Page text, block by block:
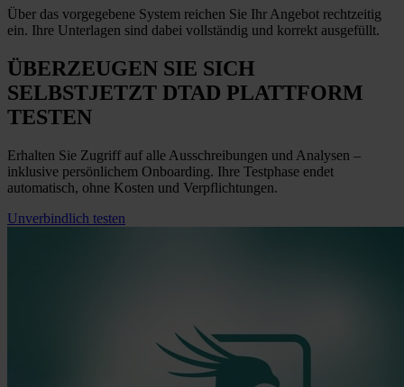
Über das vorgegebene System reichen Sie Ihr Angebot rechtzeitig
ein. Ihre Unterlagen sind dabei vollständig und korrekt ausgefüllt.
ÜBERZEUGEN SIE SICH
SELBSTJETZT DTAD PLATTFORM
TESTEN
Erhalten Sie Zugriff auf alle Ausschreibungen und Analysen –
inklusive persönlichem Onboarding. Ihre Testphase endet
automatisch, ohne Kosten und Verpflichtungen.
Unverbindlich testen